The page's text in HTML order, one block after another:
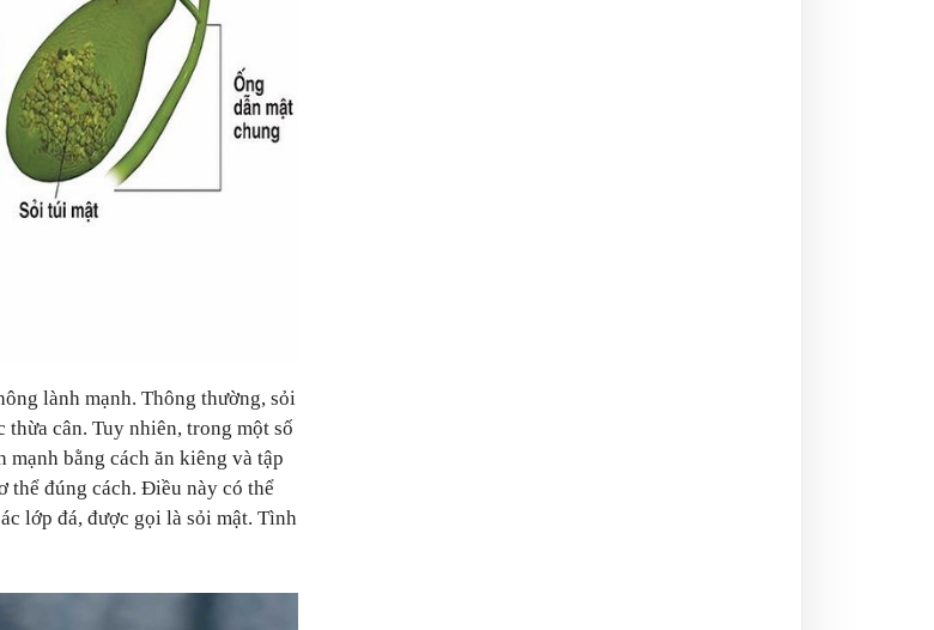
lành mạnh. Thông thường, sỏi
cân. Tuy nhiên, trong một số
bằng cách ăn kiêng và tập
thể đúng cách. Điều này có thể
lớp đá, được gọi là sỏi mật. Tình